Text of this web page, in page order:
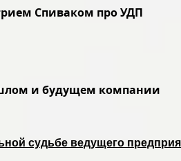
Спиваком про УДП
и будущем компании
судьбе ведущего